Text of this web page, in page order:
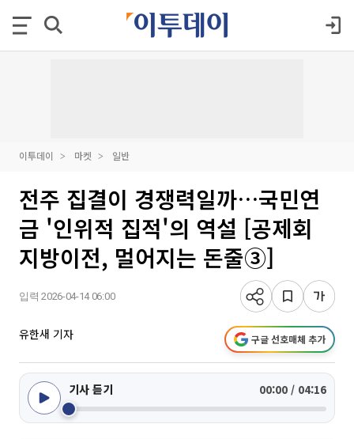
이투데이 마켓 일반
전주 집결이 경쟁력일까…국민연
금 '인위적 집적'의 역설 [공제회
지방이전, 멀어지는 돈줄③]
입력 2026-04-14 06:00
유한새 기자 구글 선호매체 추가
기사 듣기 00:00 / 04:16